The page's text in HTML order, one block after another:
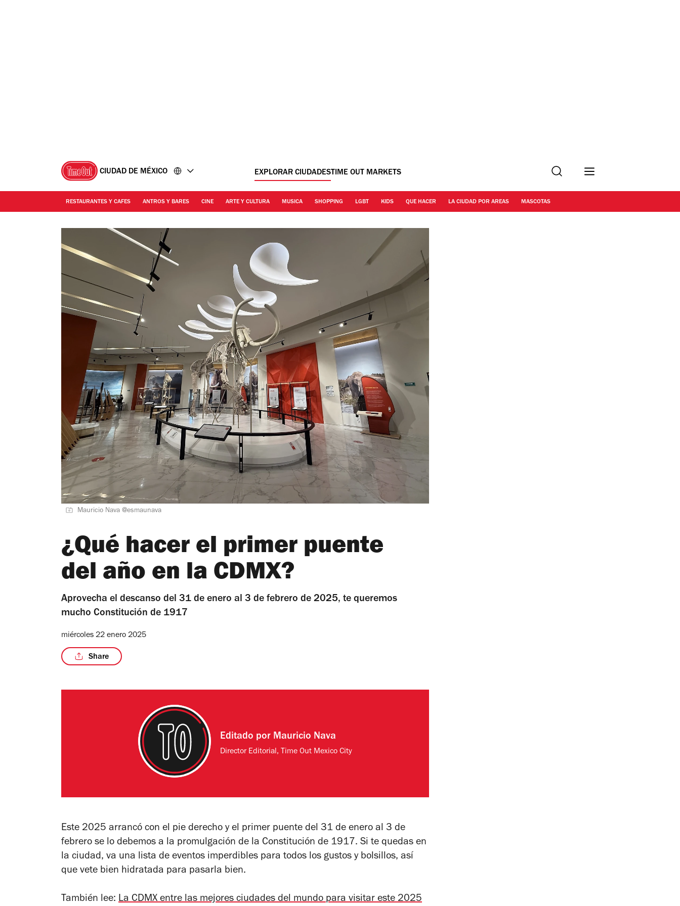
CIUDAD DE MÉXICO EXPLORAR CIUDADESTIME OUT MARKETS Buscar
RESTAURANTES Y CAFES ANTROS Y BARES CINE ARTE Y CULTURA MUSICA SHOPPING LGBT KIDS QUE HACER LA CIUDAD POR AREAS MASCOTAS
Mauricio Nava @esmaunava
¿Qué hacer el primer puente
del año en la CDMX?
Aprovecha el descanso del 31 de enero al 3 de febrero de 2025, te queremos
mucho Constitución de 1917
miércoles 22 enero 2025
Share
Editado por Mauricio Nava
Director Editorial, Time Out Mexico City
Este 2025 arrancó con el pie derecho y el primer puente del 31 de enero al 3 de
febrero se lo debemos a la promulgación de la Constitución de 1917. Si te quedas en
la ciudad, va una lista de eventos imperdibles para todos los gustos y bolsillos, así
que vete bien hidratada para pasarla bien.
También lee: La CDMX entre las mejores ciudades del mundo para visitar este 2025